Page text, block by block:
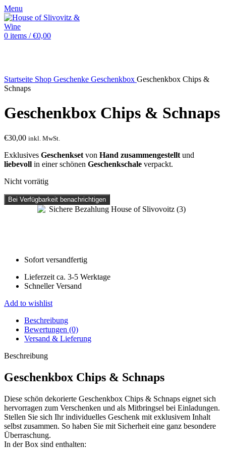
Menu
0 items / €0,00
Startseite Shop Geschenke Geschenkbox Geschenkbox Chips &
Schnaps
Geschenkbox Chips & Schnaps
€30,00 inkl. MwSt.
Exklusives Geschenkset von Hand zusammengestellt und
liebevoll in einer schönen Geschenkschale verpackt.
Nicht vorrätig
Bei Verfügbarkeit benachrichtigen
Sofort versandfertig
Lieferzeit ca. 3-5 Werktage
Schneller Versand
Add to wishlist
Beschreibung
Bewertungen (0)
Versand & Lieferung
Beschreibung
Geschenkbox Chips & Schnaps
Diese schön dekorierte Geschenkbox Chips & Schnaps eignet sich
hervorragen zum Verschenken und als Mitbringsel bei Einladungen.
Stellen Sie sich Ihr individuelles Geschenk mit exklusivem Inhalt
selbst zusammen. So haben Sie mit Sicherheit eine ganz besondere
Überraschung.
In der Box sind enthalten: